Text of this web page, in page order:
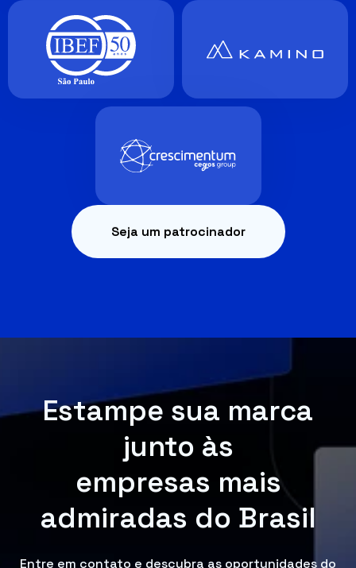
Seja um patrocinador
Estampe sua marca
junto às
empresas mais
admiradas do Brasil
Entre em contato e descubra as oportunidades do